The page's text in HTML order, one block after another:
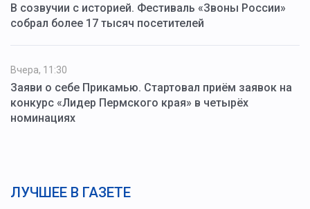
В созвучии с историей. Фестиваль «Звоны России»
собрал более 17 тысяч посетителей
Вчера, 11:30
Заяви о себе Прикамью. Стартовал приём заявок на
конкурс «Лидер Пермского края» в четырёх
номинациях
ЛУЧШЕЕ В ГАЗЕТЕ